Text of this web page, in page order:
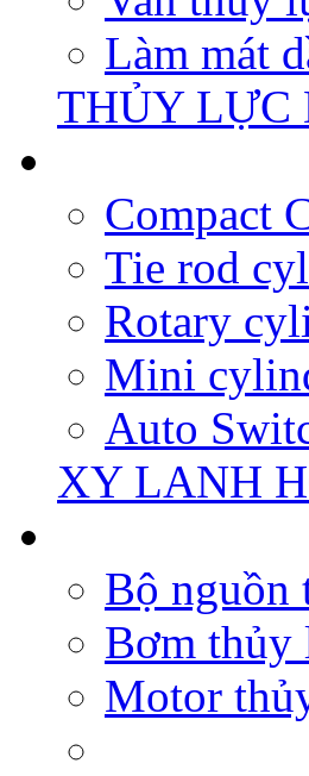
Làm mát
THỦY LỰC
Compact
Tie rod
Rotary
Mini
Auto
XY LANH
Bộ nguồn
Bơm thủy
Motor